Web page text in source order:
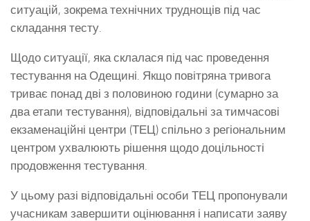
ситуацій, зокрема технічних труднощів під час
складання тесту.
Щодо ситуації, яка склалася під час проведення
тестування на Одещині. Якщо повітряна тривога
триває понад дві з половиною години (сумарно за
два етапи тестування), відповідальні за тимчасові
екзаменаційні центри (ТЕЦ) спільно з регіональним
центром ухвалюють рішення щодо доцільності
продовження тестування.
У цьому разі відповідальні особи ТЕЦ пропонували
учасникам завершити оцінювання і написати заяву